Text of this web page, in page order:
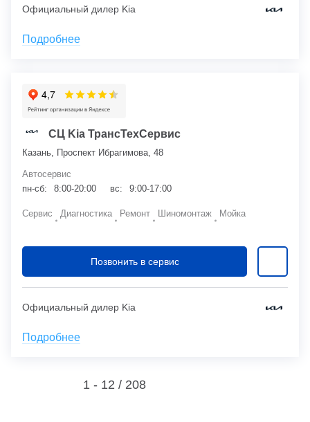
Официальный дилер Kia
Подробнее
СЦ Kia ТрансТехСервис
Казань, Проспект Ибрагимова, 48
Автосервис
пн-сб:
8:00-20:00 вс: 9:00-17:00
Сервис Диагностика Ремонт Шиномонтаж Мойка
Позвонить в сервис
Официальный дилер Kia
Подробнее
1 - 12 / 208